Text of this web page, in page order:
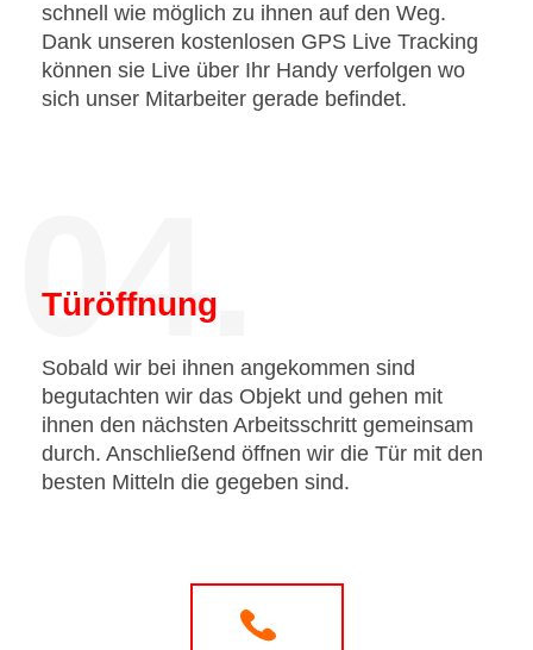
schnell wie möglich zu ihnen auf den Weg.
Dank unseren kostenlosen GPS Live Tracking
können sie Live über Ihr Handy verfolgen wo
sich unser Mitarbeiter gerade befindet.
04.
Türöffnung
Sobald wir bei ihnen angekommen sind
begutachten wir das Objekt und gehen mit
ihnen den nächsten Arbeitsschritt gemeinsam
durch. Anschließend öffnen wir die Tür mit den
besten Mitteln die gegeben sind.